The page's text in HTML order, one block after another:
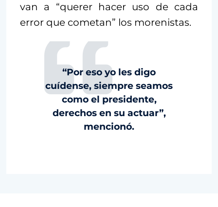
van a “querer hacer uso de cada
error que cometan” los morenistas.
“Por eso yo les digo
cuídense, siempre seamos
como el presidente,
derechos en su actuar”,
mencionó.